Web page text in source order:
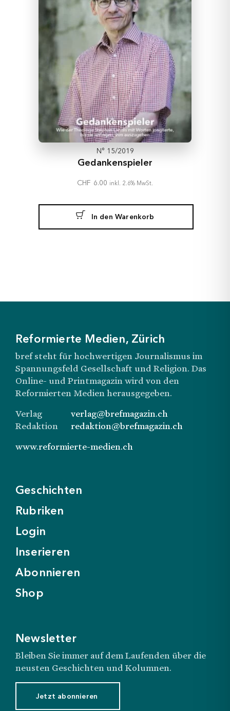
N° 15/2019
Gedankenspieler
CHF 6.00 inkl. 2.6% MwSt.
In den Warenkorb
Reformierte Medien, Zürich
bref steht für hochwertigen Journalismus im
Spannungsfeld Gesellschaft und Religion. Das
Online- und Printmagazin wird von den
Reformierten Medien herausgegeben.
Verlag
verlag@brefmagazin.ch
Redaktion
redaktion@brefmagazin.ch
www.reformierte-medien.ch
Geschichten
Rubriken
Login
Inserieren
Abonnieren
Shop
Newsletter
Bleiben Sie immer auf dem Laufenden über die
neusten Geschichten und Kolumnen.
Jetzt abonnieren